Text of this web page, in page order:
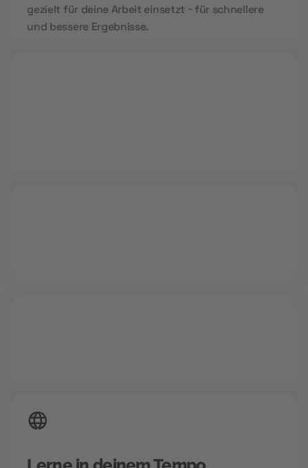
gezielt für deine Arbeit einsetzt - für schnellere
und bessere Ergebnisse.